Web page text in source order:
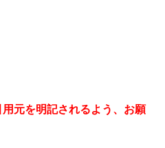
元を明記されるよう、お願